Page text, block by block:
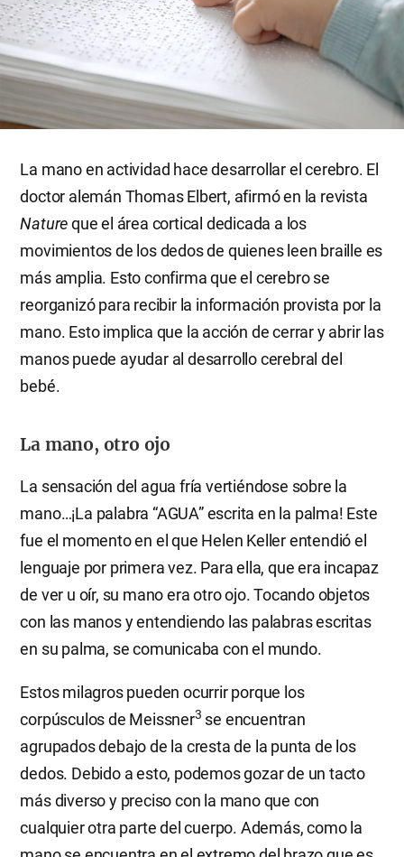
La mano en actividad hace desarrollar el cerebro. El
doctor alemán Thomas Elbert, afirmó en la revista
Natureque el área cortical dedicada a los
movimientos de los dedos de quienes leen braille es
más amplia. Esto confirma que el cerebro se
reorganizó para recibir la información provista por la
mano. Esto implica que la acción de cerrar y abrir las
manos puede ayudar al desarrollo cerebral del
bebé.
La mano, otro ojo
La sensación del agua fría vertiéndose sobre la
mano…¡La palabra “AGUA” escrita en la palma! Este
fue el momento en el que Helen Keller entendió el
lenguaje por primera vez. Para ella, que era incapaz
de ver u oír, su mano era otro ojo. Tocando objetos
con las manos y entendiendo las palabras escritas
en su palma, se comunicaba con el mundo.
Estos milagros pueden ocurrir porque los
corpúsculos de Meissner3 se encuentran
agrupados debajo de la cresta de la punta de los
dedos. Debido a esto, podemos gozar de un tacto
más diverso y preciso con la mano que con
cualquier otra parte del cuerpo. Además, como la